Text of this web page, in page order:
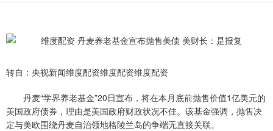
转自：央视新闻维度配资维度配资维度配资
丹麦“学界养老基金”20日宣布，将在本月底前抛售价值1亿美元的
美国政府债券，理由是美国政府财政状况不佳。该基金强调，抛售决
定与美欧围绕丹麦自治领地格陵兰岛的争端无直接关联。